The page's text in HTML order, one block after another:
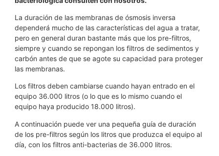
La duración de las membranas de ósmosis inversa
dependerá mucho de las características del agua a tratar,
pero en general duran bastante más que los pre-filtros,
siempre y cuando se repongan los filtros de sedimentos y
carbón antes de que se agote su capacidad para proteger
las membranas.
Los filtros deben cambiarse cuando hayan entrado en el
equipo 36.000 litros (o lo que es lo mismo cuando el
equipo haya producido 18.000 litros).
A continuación puede ver una pequeña guía de duración
de los pre-filtros según los litros que produzca el equipo al
día, con los filtros anti-bacterias de 36.000 litros.